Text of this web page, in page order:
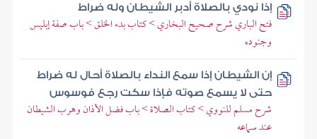
إذا نودي بالصلاة أدبر الشيطان وله ضراط
فتح الباري شرح صحيح البخاري > كتاب بدء الخلق > باب صفة إبليس
وجنوده
إن الشيطان إذا سمع النداء بالصلاة أحال له ضراط
حتى لا يسمع صوته فإذا سكت رجع فوسوس
شرح مسلم للنووي > كتاب الصلاة > باب فضل الأذان وهرب الشيطان
عند سماعه